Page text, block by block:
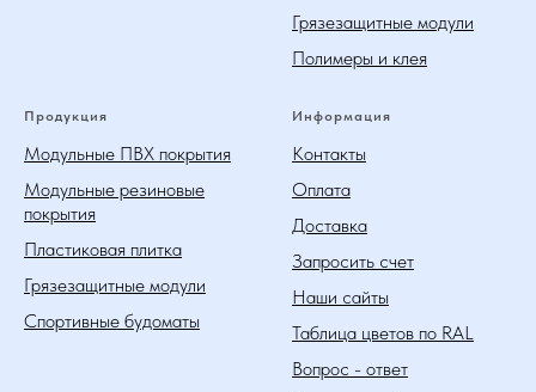
Грязезащитные модули
Полимеры и клея
Продукция
Модульные ПВХ покрытия
Модульные резиновые
покрытия
Пластиковая плитка
Грязезащитные модули
Спортивные будоматы
Информация
Контакты
Оплата
Доставка
Запросить счет
Наши сайты
Таблица цветов по RAL
Вопрос - ответ